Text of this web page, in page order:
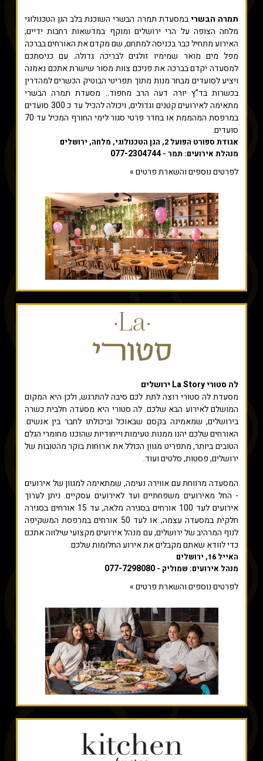
תמרה הבשריבמסעדת תמרה הבשרי השוכנת בלב הגן הטכנולוגי
מלחה הצופה על הרי ירושלים ומוקף במדשאות רחבות ידיים,
האירוע מתחיל כבר בכניסה למתחם, שם מקדם את האורחים בברכה
מפל מים מואר שמימיו זולגים לבריכה גדולה. עם כניסתכם
למסעדה יקדם בברכה את פניכם צוות מסור שישרת אתכם נאמנה
ויציע לסועדים מבחר מנות מתוך תפריטי הבוטיק הכשרים למהדרין
בכשרות בד”ץ יורה דעה הרב מחפוד.. מסעדת תמרה הבשרי
מתאימה לאירועים קטנים וגדולים, ויכולה להכיל עד כ 300 סועדים
במרפסת המהממת או בחדר פרטי סגור לימי החורף המכיל עד 70
סועדים.
אגודת ספורט הפועל 2, הגן הטכנולוגי, מלחה, ירושלים
מנהלת אירועים: תמר -077-2304744
לפרטים נוספים והשארת פרטים »
לה סטורי La Story ירושלים
מסעדת לה סטורי רוצה לתת לכם סיבה להתרגש, ולכן היא המקום
המושלם לאירוע הבא שלכם. לה סטורי היא מסעדה חלבית כשרה
בירושלים, שמאמינה בקסם שבאוכל וביכולתו לחבר בין אנשים.
האורחים שלכם יהנו ממנות טעימות וייחודיות שהוכנו מחומרי הגלם
הטובים ביותר, מתפריט מגוון הכולל את ארוחות בוקר מהטובות של
ירושלים, פסטות, סלטים ועוד.
המסעדה מרווחת עם אווירה נעימה, שמתאימה למגוון של אירועים
- החל מאירועים משפחתיים ועד לאירועים עסקיים. ניתן לערוך
אירועים לעד 100 אורחים בסגירה מלאה, עד 15 אורחים בסגירה
חלקית במסעדה עצמה, או לעד 50 אורחים במרפסת המשקיפה
לנוף המרהיב של ירושלים, עם מנהל אירועים מקצועי שילווה אתכם
כדי לוודא שאתם מקבלים את אירוע החלומות שלכם.
האייל 16, ירושלים
מנהל אירועים: שמוליק - 077-7298080
לפרטים נוספים והשארת פרטים »